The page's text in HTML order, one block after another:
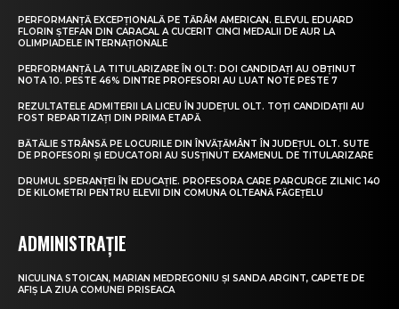
PERFORMANȚĂ EXCEPȚIONALĂ PE TĂRÂM AMERICAN. ELEVUL EDUARD
FLORIN ȘTEFAN DIN CARACAL A CUCERIT CINCI MEDALII DE AUR LA
OLIMPIADELE INTERNAȚIONALE
PERFORMANȚĂ LA TITULARIZARE ÎN OLT: DOI CANDIDAȚI AU OBȚINUT
NOTA 10. PESTE 46% DINTRE PROFESORI AU LUAT NOTE PESTE 7
REZULTATELE ADMITERII LA LICEU ÎN JUDEȚUL OLT. TOȚI CANDIDAȚII AU
FOST REPARTIZAȚI DIN PRIMA ETAPĂ
BĂTĂLIE STRÂNSĂ PE LOCURILE DIN ÎNVĂȚĂMÂNT ÎN JUDEȚUL OLT. SUTE
DE PROFESORI ȘI EDUCATORI AU SUSȚINUT EXAMENUL DE TITULARIZARE
DRUMUL SPERANȚEI ÎN EDUCAȚIE. PROFESORA CARE PARCURGE ZILNIC 140
DE KILOMETRI PENTRU ELEVII DIN COMUNA OLTEANĂ FĂGEȚELU
ADMINISTRAȚIE
NICULINA STOICAN, MARIAN MEDREGONIU ȘI SANDA ARGINT, CAPETE DE
AFIȘ LA ZIUA COMUNEI PRISEACA